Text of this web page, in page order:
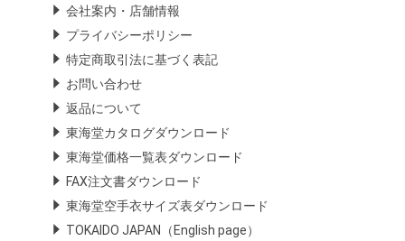
会社案内・店舗情報
プライバシーポリシー
特定商取引法に基づく表記
お問い合わせ
返品について
東海堂カタログダウンロード
東海堂価格一覧表ダウンロード
FAX注文書ダウンロード
東海堂空手衣サイズ表ダウンロード
TOKAIDO JAPAN（English page）